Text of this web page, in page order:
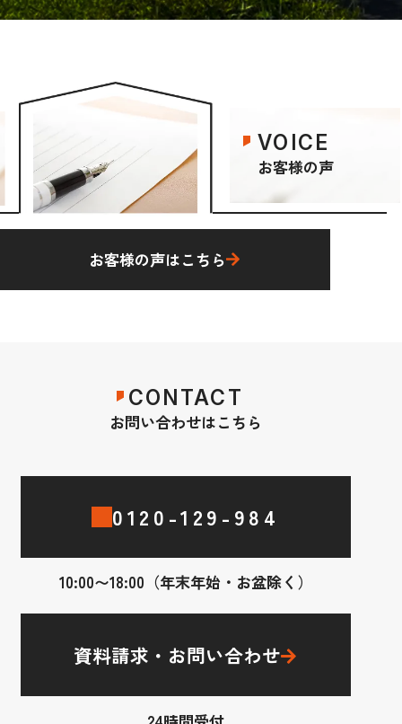
VOICE
お客様の声
お客様の声はこちら
CONTACT
お問い合わせはこちら
0120-129-984
10:00〜18:00（年末年始・お盆除く）
資料請求・お問い合わせ